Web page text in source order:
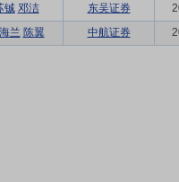
铖 邓洁 东吴证券
兰 陈翼 中航证券